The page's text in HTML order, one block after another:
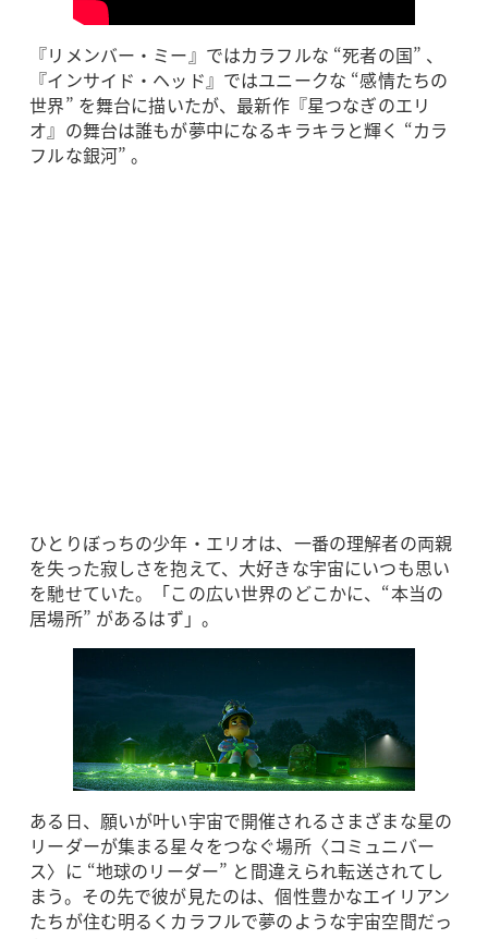
『リメンバー・ミー』ではカラフルな “死者の国” 、
『インサイド・ヘッド』ではユニークな “感情たちの
世界” を舞台に描いたが、最新作『星つなぎのエリ
オ』の舞台は誰もが夢中になるキラキラと輝く “カラ
フルな銀河” 。
ひとりぼっちの少年・エリオは、一番の理解者の両親
を失った寂しさを抱えて、大好きな宇宙にいつも思い
を馳せていた。「この広い世界のどこかに、“本当の
居場所” があるはず」。
ある日、願いが叶い宇宙で開催されるさまざまな星の
リーダーが集まる星々をつなぐ場所〈コミュニバー
ス〉に “地球のリーダー” と間違えられ転送されてし
まう。その先で彼が見たのは、個性豊かなエイリアン
たちが住む明るくカラフルで夢のような宇宙空間だっ